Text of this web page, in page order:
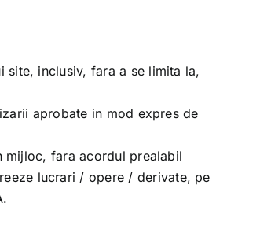
site, inclusiv, fara a se limita la,
aprobate in mod expres de
mijloc, fara acordul prealabil
lucrari / opere / derivate, pe
.